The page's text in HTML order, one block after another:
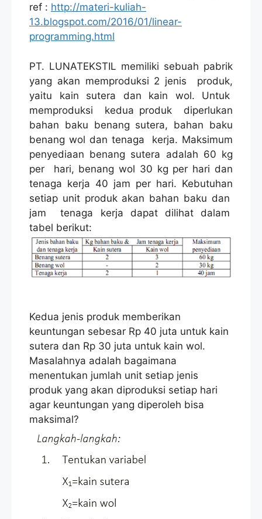
ref : http://materi-kuliah-
13.blogspot.com/2016/01/linear-
programming.html
PT. LUNATEKSTIL memiliki sebuah pabrik
yang akan memproduksi 2 jenis produk,
yaitu kain sutera dan kain wol. Untuk
memproduksi kedua produk diperlukan
bahan baku benang sutera, bahan baku
benang wol dan tenaga kerja. Maksimum
penyediaan benang sutera adalah 60 kg
per hari, benang wol 30 kg per hari dan
tenaga kerja 40 jam per hari. Kebutuhan
setiap unit produk akan bahan baku dan
jam tenaga kerja dapat dilihat dalam
tabel berikut:
Kedua jenis produk memberikan
keuntungan sebesar Rp 40 juta untuk kain
sutera dan Rp 30 juta untuk kain wol.
Masalahnya adalah bagaimana
menentukan jumlah unit setiap jenis
produk yang akan diproduksi setiap hari
agar keuntungan yang diperoleh bisa
maksimal?